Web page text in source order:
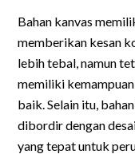
Bahan kanvas
memberikan kesan
lebih tebal, namun
memiliki
baik. Selain itu,
dibordir dengan
yang tepat untuk